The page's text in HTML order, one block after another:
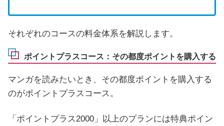
それぞれのコースの料金体系を解説します。
ポイントプラスコース：その都度ポイントを購入する
マンガを読みたいとき、その都度ポイントを購入する
のがポイントプラスコース。
「ポイントプラス2000」以上のプランには特典ポイン